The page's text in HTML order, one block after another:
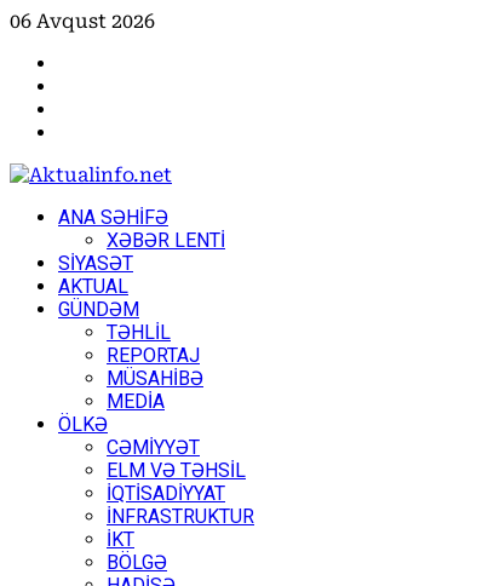
Skip
content
06 Avqust 2026
PrimaryANA SƏHİFƏ
XƏBƏR LENTİ
SİYASƏT
AKTUAL
GÜNDƏM
TƏHLİL
REPORTAJ
MÜSAHİBƏ
MEDİA
ÖLKƏ
CƏMİYYƏT
ELM VƏ TƏHSİL
İQTİSADİYYAT
İNFRASTRUKTUR
İKT
BÖLGƏ